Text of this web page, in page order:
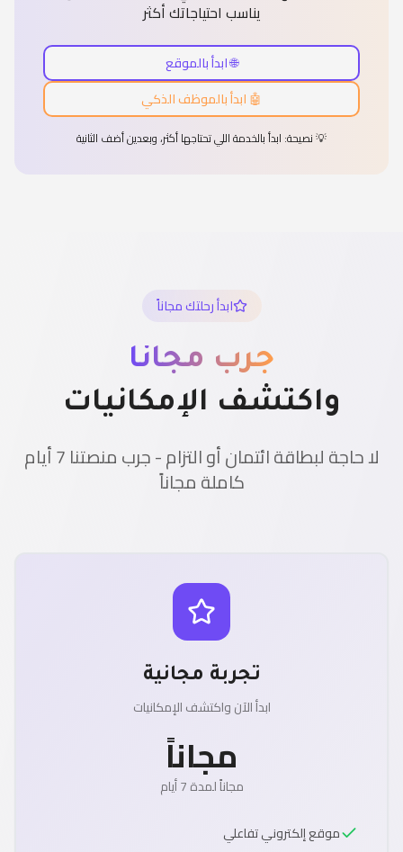
يناسب احتياجاتك أكثر
🌐 ابدأ بالموقع
🤖 ابدأ بالموظف الذكي
💡 نصيحة: ابدأ بالخدمة اللي تحتاجها أكثر، وبعدين أضف الثانية
ابدأ رحلتك مجاناً
جرب مجاناً
واكتشف الإمكانيات
لا حاجة لبطاقة ائتمان أو التزام - جرب منصتنا 7 أيام
كاملة مجاناً
تجربة مجانية
ابدأ الآن واكتشف الإمكانيات
مجاناً
مجاناً لمدة 7 أيام
موقع إلكتروني تفاعلي